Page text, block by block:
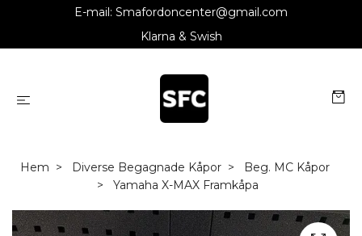
E-mail: Smafordoncenter@gmail.com
Klarna & Swish
Hem Diverse Begagnade Kåpor
Beg. MC Kåpor
Yamaha X-MAX Framkåpa